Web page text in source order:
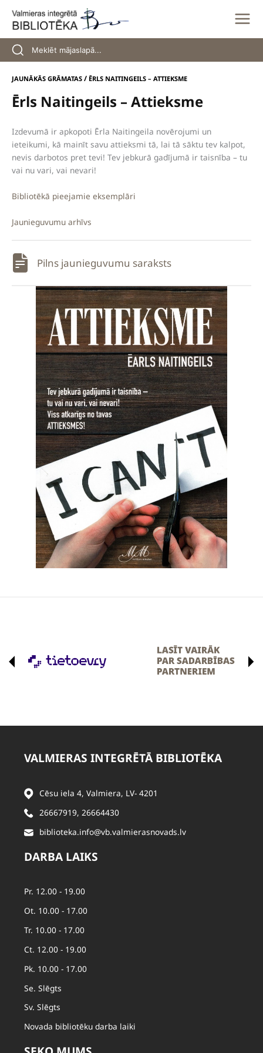
content
JAUNĀKĀS GRĀMATAS / ĒRLS NAITINGEILS – ATTIEKSME
Ērls Naitingeils – Attieksme
Izdevumā ir apkopoti Ērla Naitingeila novērojumi un
ieteikumi, kā mainīt savu attieksmi tā, lai tā sāktu tev kalpot,
nevis darbotos pret tevi! Tev jebkurā gadījumā ir taisnība – tu
vai nu vari, vai nevari!
Bibliotēkā pieejamie eksemplāri
Jaunieguvumu arhīvs
Pilns jaunieguvumu saraksts
VALMIERAS INTEGRĒTĀ BIBLIOTĒKA
Cēsu iela 4, Valmiera, LV- 4201
26667919, 26664430
biblioteka.info@vb.valmierasnovads.lv
DARBA LAIKS
Pr. 12.00 - 19.00
Ot. 10.00 - 17.00
Tr. 10.00 - 17.00
Ct. 12.00 - 19.00
Pk. 10.00 - 17.00
Se. Slēgts
Sv. Slēgts
Novada bibliotēku darba laiki